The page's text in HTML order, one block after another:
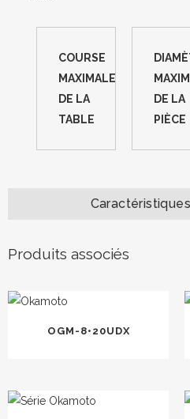
COURSE
MAXIMALE
DE LA
TABLE
DE LA
PIÈCE
Produits associés
OGM-8•20UDX